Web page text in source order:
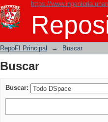
https://
Buscar
RepoFI Principal → Buscar
Buscar
Buscar: